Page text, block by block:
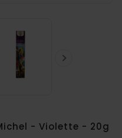

- Violette - 20g